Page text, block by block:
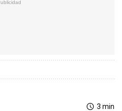
3 min